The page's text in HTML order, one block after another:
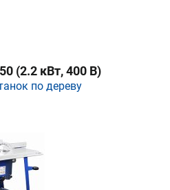
(2.2 кВт, 400 В)
по дереву